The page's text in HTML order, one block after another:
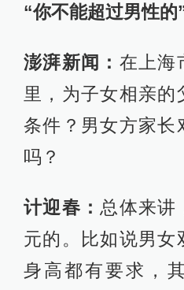
“你不能超过男性的
澎湃新闻： 在上海
里，为子女相亲
条件？男女方家长
吗？
计迎春： 总体来讲
元的。比如说男女
身高都有要求，